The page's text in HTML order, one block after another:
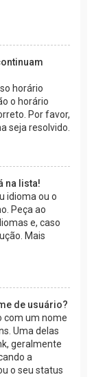
horário
o horário
Por favor,
seja resolvido.
na lista!
idioma ou o
Peça ao
e, caso
Mais
de usuário?
com um nome
Uma delas
geralmente
a
o seu status